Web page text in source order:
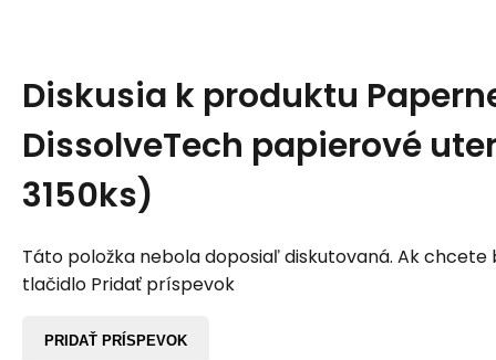
Diskusia k produktu
DissolveTech papierové
3150ks)
Táto položka nebola doposiaľ diskutovaná. Ak chcete
tlačidlo Pridať príspevok
PRIDAŤ PRÍSPEVOK